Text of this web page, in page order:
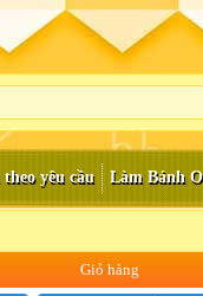
yêu cầu Làm Bánh
Giỏ hàng